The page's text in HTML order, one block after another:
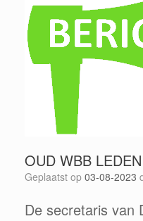
OUD WBB
Geplaatst op 03-08-2023
De secretaris van